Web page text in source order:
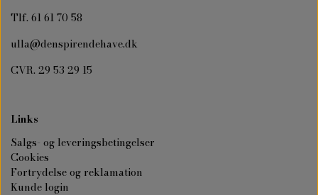
Tlf. 61 61 70 58
ulla@denspirendehave.dk
CVR. 29 53 29 15
Links
Salgs- og leveringsbetingelser
Cookies
Fortrydelse og reklamation
Kunde login